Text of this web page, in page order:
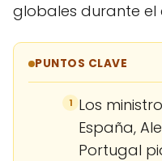
globales durante el
PUNTOS CLAVE
1 Los
España,
Portugal